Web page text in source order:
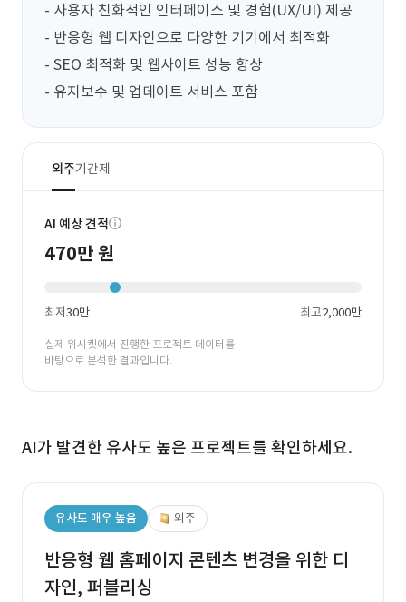
- 사용자 친화적인 인터페이스 및 경험(UX/UI) 제공
- 반응형 웹 디자인으로 다양한 기기에서 최적화
- SEO 최적화 및 웹사이트 성능 향상
- 유지보수 및 업데이트 서비스 포함
외주기간제
AI 예상 견적
470만 원
최저30만 최고2,000만
실제 위시켓에서 진행한 프로젝트 데이터를
바탕으로 분석한 결과입니다.
AI가 발견한 유사도 높은 프로젝트를 확인하세요.
유사도 매우 높음 외주
반응형 웹 홈페이지 콘텐츠 변경을 위한 디
자인, 퍼블리싱